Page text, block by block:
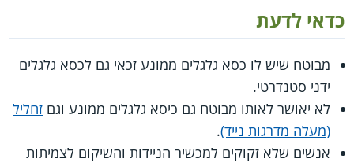
כדאי לדעת
מבוטח שיש לו כסא גלגלים ממונע זכאי גם לכסא גלגלים
ידני סטנדרטי.
לא יאושר לאותו מבוטח גם כיסא גלגלים ממונע וגם זחליל
(מעלה מדרגות נייד).
אנשים שלא זקוקים למכשיר הניידות והשיקום לצמיתות